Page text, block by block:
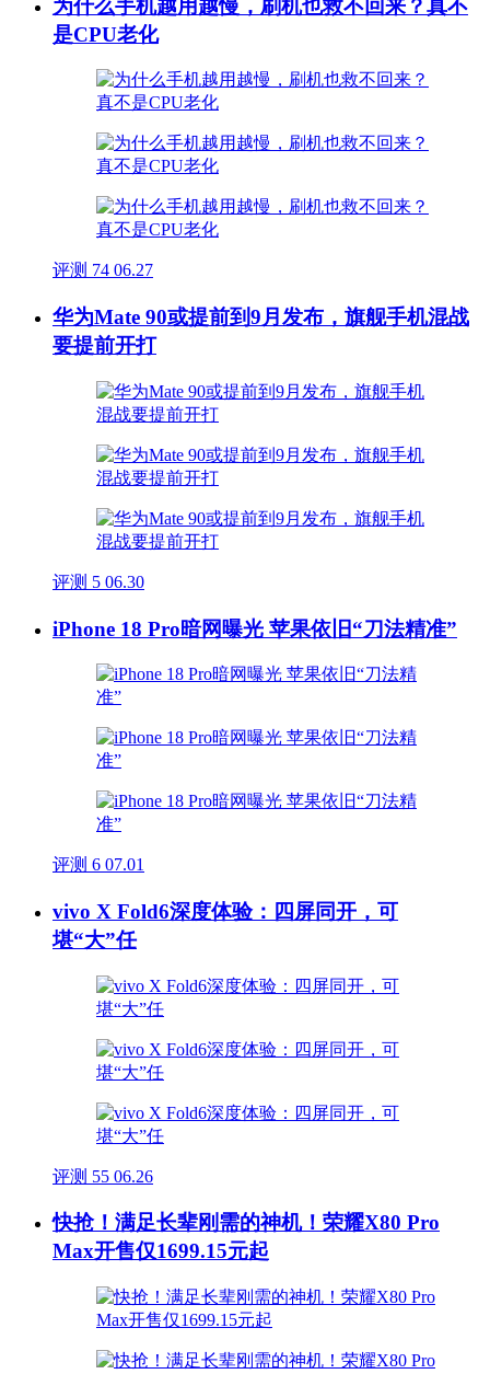
为什么手机越用越慢，刷机也救不回来？真不
是CPU老化
评测 74 06.27
华为Mate 90或提前到9月发布，旗舰手机混战
要提前开打
评测 5 06.30
iPhone 18 Pro暗网曝光 苹果依旧“刀法精准”
评测 6 07.01
vivo X Fold6深度体验：四屏同开，可
堪“大”任
评测 55 06.26
快抢！满足长辈刚需的神机！荣耀X80 Pro
Max开售仅1699.15元起